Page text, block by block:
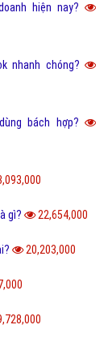
hiện nay?
nhanh chóng?
bách hợp?
gì? 22,654,000
20,203,000